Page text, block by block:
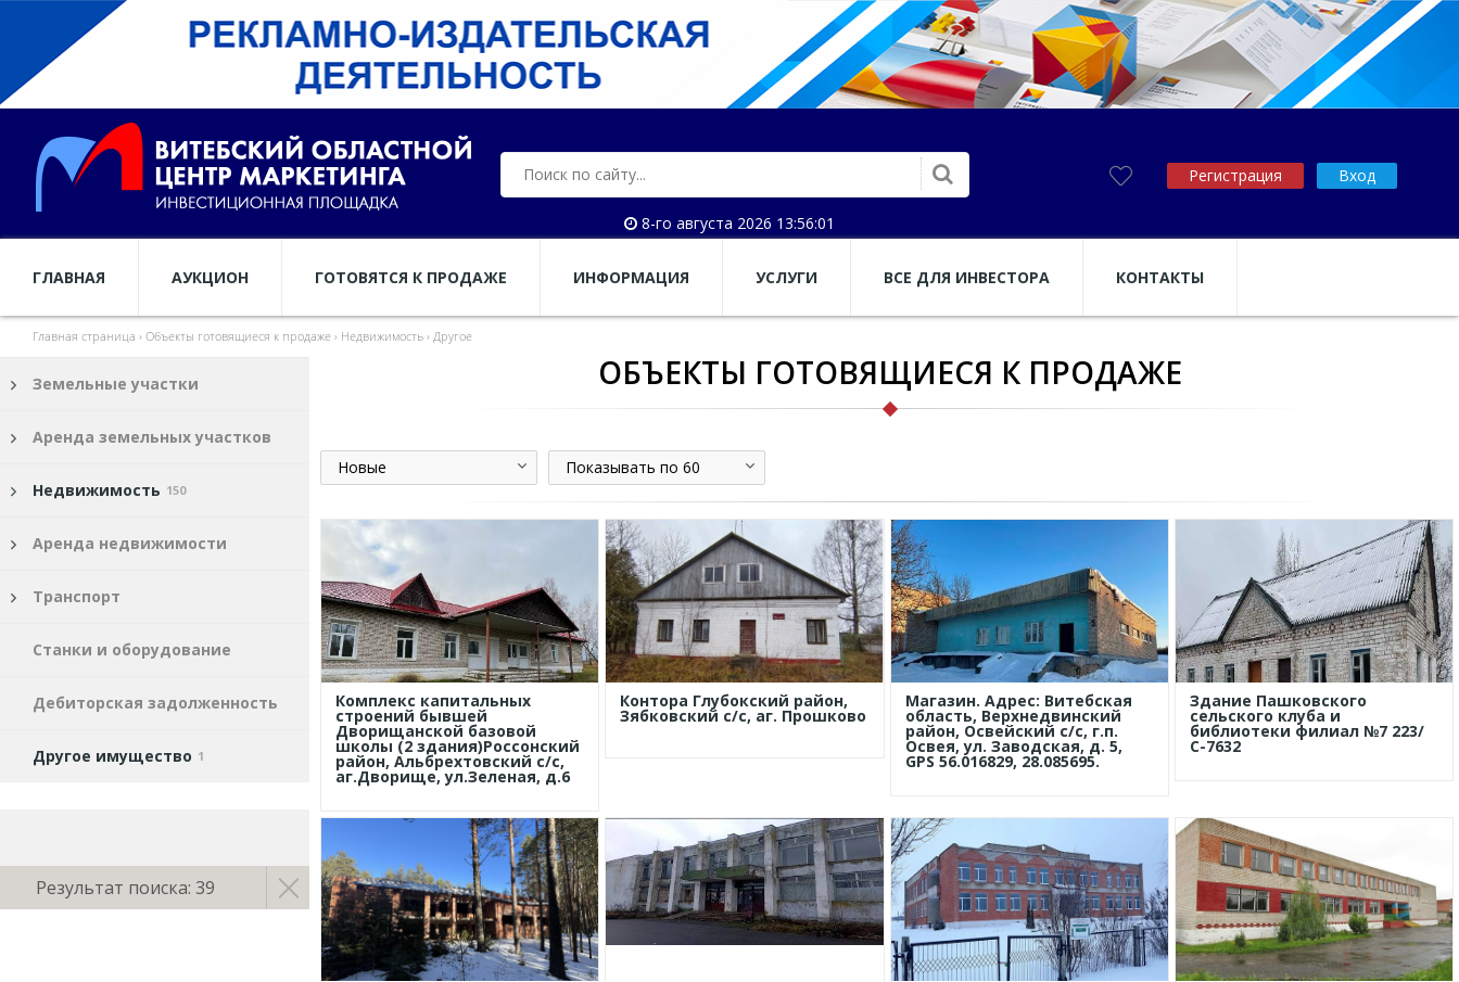
Регистрация Вход
8-го августа 2026 13:56:02
ГЛАВНАЯ АУКЦИОН ГОТОВЯТСЯ К ПРОДАЖЕ ИНФОРМАЦИЯ УСЛУГИ ВСЕ ДЛЯ ИНВЕСТОРА КОНТАКТЫ
Главная страница › Объекты готовящиеся к продаже › Недвижимость › Другое
Земельные участки
Аренда земельных участков
Недвижимость 150
Аренда недвижимости
Транспорт
Станки и оборудование
Дебиторская задолженность
Другое имущество 1
Результат поиска: 39
ОБЪЕКТЫ ГОТОВЯЩИЕСЯ К ПРОДАЖЕ
Новые Показывать по 60
Комплекс капитальных
строений бывшей
Дворищанской базовой
школы (2 здания)Россонский
район, Альбрехтовский с/с,
аг.Дворище, ул.Зеленая, д.6
Контора Глубокский район,
Зябковский с/с, аг. Прошково
Магазин. Адрес: Витебская
область, Верхнедвинский
район, Освейский с/с, г.п.
Освея, ул. Заводская, д. 5,
GPS 56.016829, 28.085695.
Здание Пашковского
сельского клуба и
библиотеки филиал №7 223/
С-7632